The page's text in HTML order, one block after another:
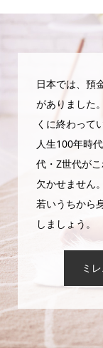
日本では、預
がありました
くに終わって
人生100年時
代・Z世代が
欠かせません。
若いうちから
しましょう。
ミ